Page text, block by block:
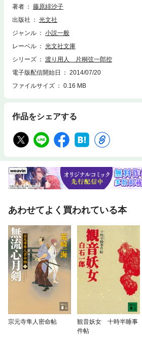
込まれる――。鮮やかな筆致で読み手の心を掴
著者
藤原緋沙子
出版社
光文社
ジャンル
小説一般
レーベル
光文社文庫
シリーズ
渡り用人 片桐弦一郎控
電子版配信開始日
2014/07/20
ファイルサイズ
0.16 MB
作品をシェアする
あわせてよく買われている本
宗元寺隼人密命帖
観音妖女 十時半睡事
件帖